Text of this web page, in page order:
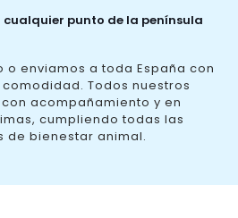
cualquier punto de la península
o enviamos a toda España con
Todos nuestros
acompañamiento y en
cumpliendo todas las
de bienestar animal.